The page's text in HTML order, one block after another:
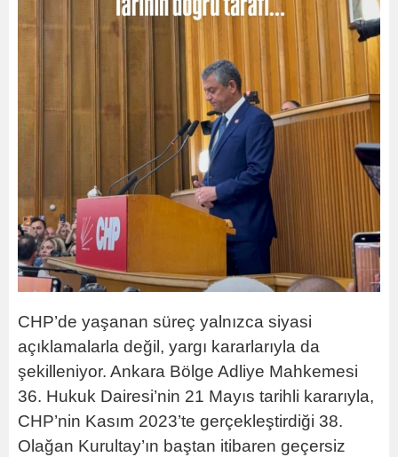
CHP’de yaşanan süreç yalnızca siyasi
açıklamalarla değil, yargı kararlarıyla da
şekilleniyor. Ankara Bölge Adliye Mahkemesi
36. Hukuk Dairesi’nin 21 Mayıs tarihli kararıyla,
CHP’nin Kasım 2023’te gerçekleştirdiği 38.
Olağan Kurultay’ın baştan itibaren geçersiz